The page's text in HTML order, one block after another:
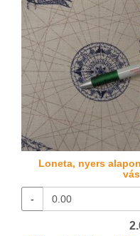
Loneta, nyers
-